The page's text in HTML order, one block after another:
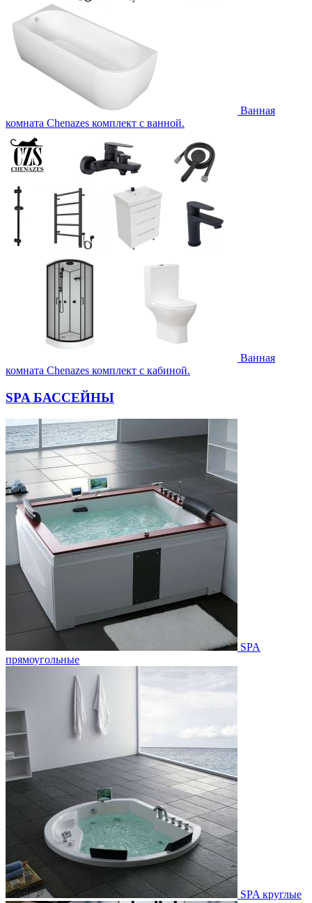
Ванная
комната Chenazes комплект с ванной.
Ванная
комната Chenazes комплект с кабиной.
SPA БАССЕЙНЫ
SPA
прямоугольные
SPA круглые